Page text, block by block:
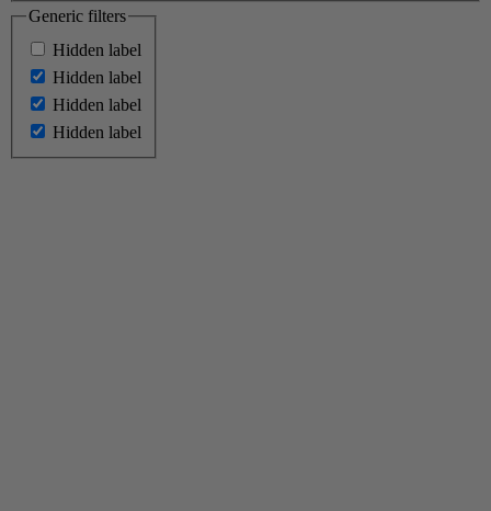
Generic filters
Hidden label
Hidden label
Hidden label
Hidden label